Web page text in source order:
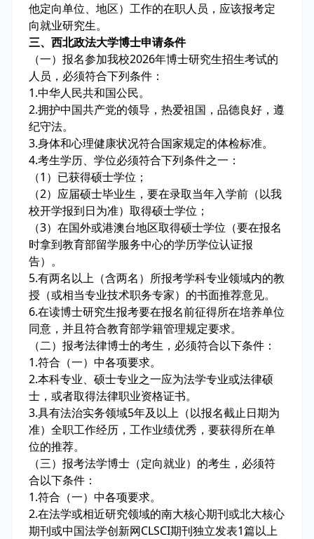
他定向单位、地区）工作的在职人员，应该报考定
向就业研究生。
三、西北政法大学博士申请条件
（一）报名参加我校2026年博士研究生招生考试的
人员，必须符合下列条件：
1.中华人民共和国公民。
2.拥护中国共产党的领导，热爱祖国，品德良好，遵
纪守法。
3.身体和心理健康状况符合国家规定的体检标准。
4.考生学历、学位必须符合下列条件之一：
（1）已获得硕士学位；
（2）应届硕士毕业生，要在录取当年入学前（以我
校开学报到日为准）取得硕士学位；
（3）在国外或港澳台地区取得硕士学位（要在报名
时拿到教育部留学服务中心的学历学位认证报
告）。
5.有两名以上（含两名）所报考学科专业领域内的教
授（或相当专业技术职务专家）的书面推荐意见。
6.在读博士研究生报考要在报名前征得所在培养单位
同意，并且符合教育部学籍管理规定要求。
（二）报考法律博士的考生，必须符合以下条件：
1.符合（一）中各项要求。
2.本科专业、硕士专业之一应为法学专业或法律硕
士，或者取得法律职业资格证书。
3.具有法治实务领域5年及以上（以报名截止日期为
准）全职工作经历，工作业绩优秀，要获得所在单
位的推荐。
（三）报考法学博士（定向就业）的考生，必须符
合以下条件：
1.符合（一）中各项要求。
2.在法学或相近研究领域的南大核心期刊或北大核心
期刊或中国法学创新网CLSCI期刊独立发表1篇以上